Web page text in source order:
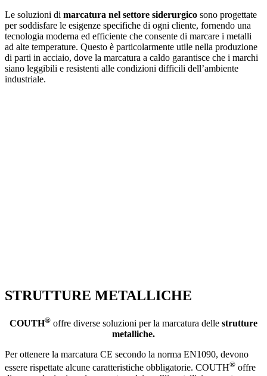
Le soluzioni di marcatura nel settore siderurgico sono progettate
per soddisfare le esigenze specifiche di ogni cliente, fornendo una
tecnologia moderna ed efficiente che consente di marcare i metalli
ad alte temperature. Questo è particolarmente utile nella produzione
di parti in acciaio, dove la marcatura a caldo garantisce che i marchi
siano leggibili e resistenti alle condizioni difficili dell’ambiente
industriale.
STRUTTURE METALLICHE
COUTH® offre diverse soluzioni per la marcatura delle strutture
metalliche.
Per ottenere la marcatura CE secondo la norma EN1090, devono
essere rispettate alcune caratteristiche obbligatorie. COUTH® offre